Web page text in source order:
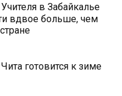
Учителя в Забайкалье
вдвое больше, чем
Чита готовится к зиме